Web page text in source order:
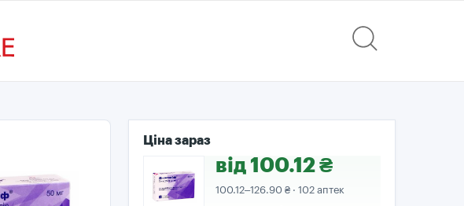
Ціна зараз
від 100.12 ₴
100.12–126.90 ₴ · 102 аптек